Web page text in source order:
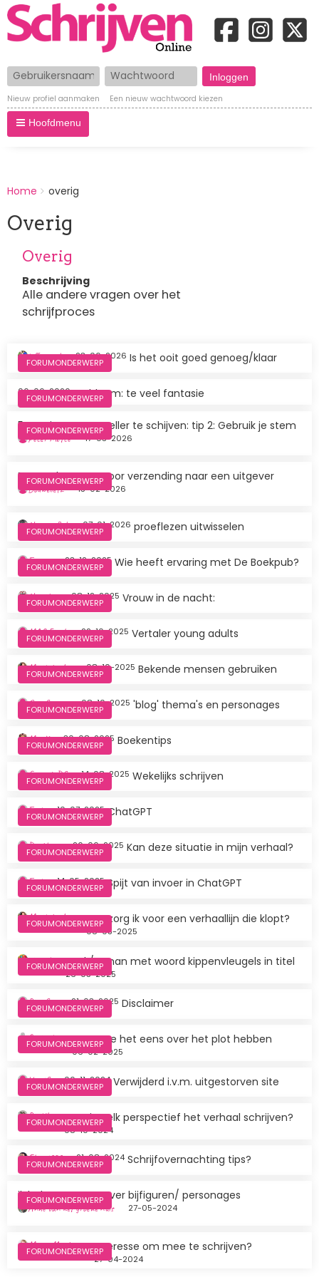
Gebruikersnaam Wachtwoord
Nieuw profiel aanmaken Een nieuw wachtwoord kiezen
Hoofdmenu
BREADCRUMBS
You
here:
Home overig
Overig
Overig
Beschrijving
Alle andere vragen over het
schrijfproces
FORUMONDERWERP Is het ooit goed genoeg/klaar
juffrouwek 23-06-2026
FORUMONDERWERPProbleem: te veel fantasie
06-06-2026
FORUMONDERWERP
5 manieren om sneller te schijven: tip 2: Gebruik je stem
Peter Motte 17-03-2026
FORUMONDERWERP
Bestandsnamen voor verzending naar een uitgever
Douwelief2 13-02-2026
FORUMONDERWERP proeflezen uitwisselen
Nisters Bob 07-01-2026
FORUMONDERWERP Wie heeft ervaring met De Boekpub?
Fianne 23-12-2025
FORUMONDERWERP Vrouw in de nacht:
N.writer 08-12-2025
FORUMONDERWERP Vertaler young adults
MAC Finch 22-10-2025
FORUMONDERWERP Bekende mensen gebruiken
M@itek@dee 08-10-2025
FORUMONDERWERP 'blog' thema's en personages
Sem Stroop 08-10-2025
FORUMONDERWERP Boekentips
MissX 30-08-2025
FORUMONDERWERP Wekelijks schrijven
Gerard_DS 14-08-2025
FORUMONDERWERP ChatGPT
Fuut 10-07-2025
FORUMONDERWERP Kan deze situatie in mijn verhaal?
Darkbirt 26-06-2025
FORUMONDERWERP Spijt van invoer in ChatGPT
Fuut 14-05-2025
FORUMONDERWERPHoe zorg ik voor een verhaallijn die klopt?
M@itek@dee
08-05-2025
FORUMONDERWERPBoek/roman met woord kippenvleugels in titel
nit art
26-03-2025
FORUMONDERWERP Disclaimer
Pier Sas 21-03-2025
FORUMONDERWERPLaten we het eens over het plot hebben
Ostinato
06-02-2025
FORUMONDERWERP Verwijderd i.v.m. uitgestorven site
YouriS 06-11-2024
FORUMONDERWERPVanuit welk perspectief het verhaal schrijven?
Peetjh
08-10-2024
FORUMONDERWERP Schrijfovernachting tips?
Elyse1989 21-08-2024
FORUMONDERWERP
ik heb een vraag over bijfiguren/ personages
Anne van het groene huis 27-05-2024
FORUMONDERWERPInteresse om mee te schrijven?
Maria Menting
27-04-2024